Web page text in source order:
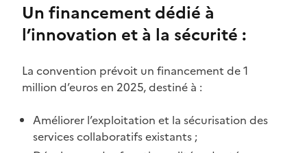
Un financement dédié à
l’innovation et à la sécurité :
La convention prévoit un financement de 1
million d’euros en 2025, destiné à :
Améliorer l’exploitation et la sécurisation des
services collaboratifs existants ;